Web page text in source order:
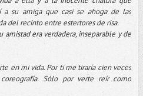
a su amiga que casi se ahoga de las
del recinto entre estertores de risa.
amistad era verdadera, inseparable y de
en mi vida. Por ti me tiraría cien veces
Sólo por verte reír como